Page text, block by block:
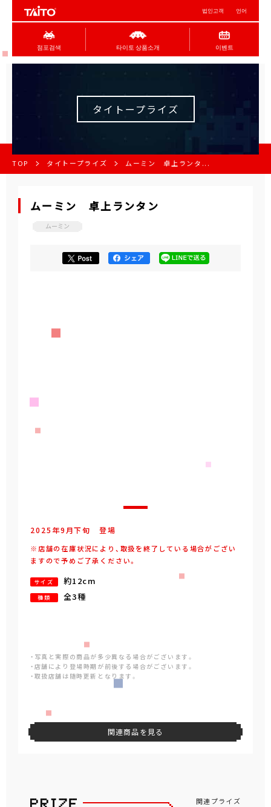
법인고객 언어
점포검색 타이토 상품소개 이벤트
タイトープライズ
TOP タイトープライズ ムーミン 卓上ランタ...
ムーミン 卓上ランタン
ムーミン
2025年9 月下旬 登場
※店舗の在庫状況により、取扱を終了している場合がござい
ますので予めご了承ください。
サイズ 約12cm
種類 全3種
・写真と実際の商品が多少異なる場合がございます。
・店舗により登場時期が前後する場合がございます。
・取扱店舗は随時更新となります。
関連商品を見る
関連プライズ